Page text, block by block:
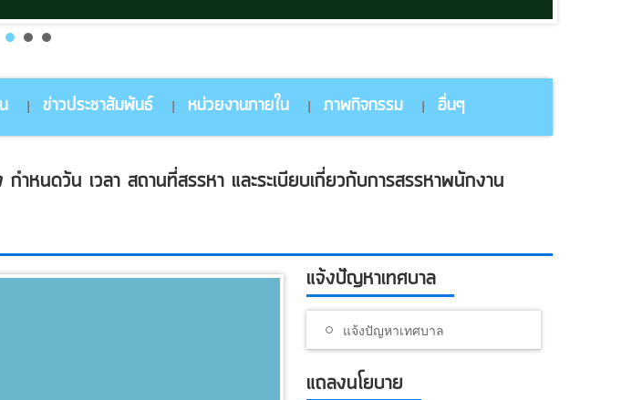
ข่าวประชาสัมพันธ์ หน่วยงานภายใน ภาพกิจกรรม อื่นๆ
หนดวัน เวลา สถานที่สรรหา และระเบียบเกี่ยวกับการสรรหาพนักงาน
แจ้งปัญหาเทศบาล
แจ้งปัญหาเทศบาล
แถลงนโยบาย